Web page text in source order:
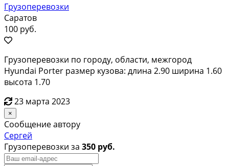
Грузоперевозки
Саратов
100 руб.
Грузоперевозки по городу, области, межгород
Hyundai Porter размер кузова: длина 2.90 ширина 1.60
высота 1.70
23 марта 2023
×
Сообщение автору
Сергей
Грузоперевозки за 350 руб.